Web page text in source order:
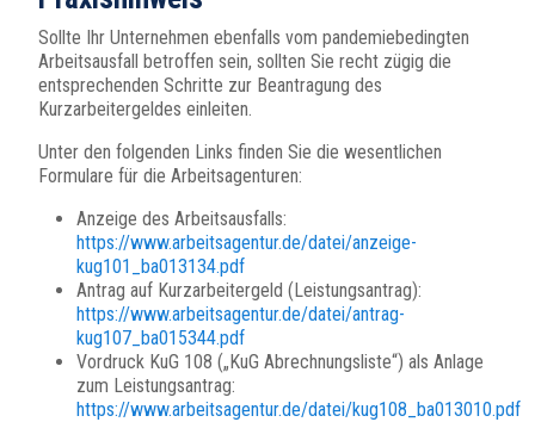
Sollte Ihr Unternehmen ebenfalls vom pandemiebedingten
Arbeitsausfall betroffen sein, sollten Sie recht zügig die
entsprechenden Schritte zur Beantragung des
Kurzarbeitergeldes einleiten.
Unter den folgenden Links finden Sie die wesentlichen
Formulare für die Arbeitsagenturen:
Anzeige des Arbeitsausfalls:
https://www.arbeitsagentur.de/datei/anzeige-
kug101_ba013134.pdf
Antrag auf Kurzarbeitergeld (Leistungsantrag):
https://www.arbeitsagentur.de/datei/antrag-
kug107_ba015344.pdf
Vordruck KuG 108 („KuG Abrechnungsliste“) als Anlage
zum Leistungsantrag:
https://www.arbeitsagentur.de/datei/kug108_ba013010.pdf